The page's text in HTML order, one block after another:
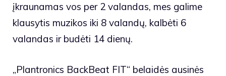
įkraunamas vos per 2 valandas, mes galime
klausytis muzikos iki 8 valandų, kalbėti 6
valandas ir budėti 14 dienų.
„Plantronics BackBeat FIT“ belaidės ausinės